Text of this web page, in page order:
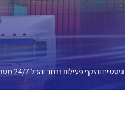
פעילות נרחב והכל 24/7 מסביב לשעון.